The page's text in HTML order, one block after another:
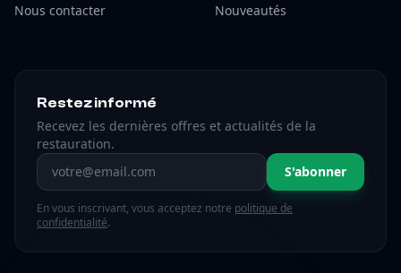
Nous contacter
Nouveautés
Restez informé
Recevez les dernières offres et actualités de la
restauration.
Adresse email S'abonner
En vous inscrivant, vous acceptez notre politique de
confidentialité.